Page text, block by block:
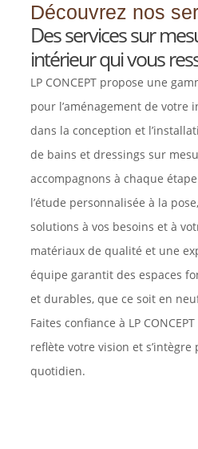
Découvrez nos
Des services sur
intérieur qui vous
LP CONCEPT propose une
pour l’aménagement de votre
dans la conception et
de bains et dressings sur
accompagnons à chaque
l’étude personnalisée à la
solutions à vos besoins et à
matériaux de qualité et une
équipe garantit des espaces
et durables, que ce soit en
Faites confiance à LP
reflète votre vision et
quotidien.